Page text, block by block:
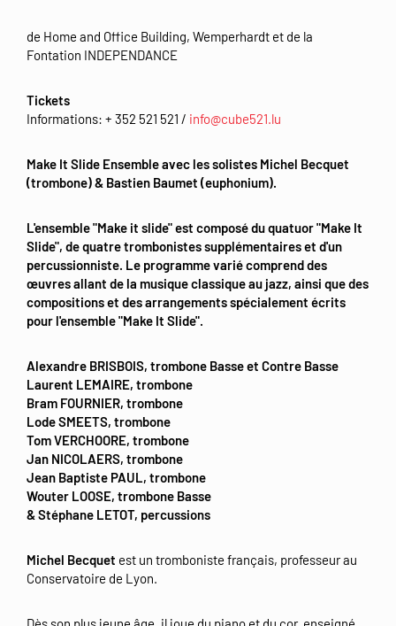
de Home and Office Building, Wemperhardt et de la
Fontation INDEPENDANCE
Tickets
Informations: + 352 521 521 / info@cube521.lu
Make It Slide Ensemble avec les solistes Michel Becquet
(trombone) & Bastien Baumet (euphonium).
L'ensemble "Make it slide" est composé du quatuor "Make It
Slide", de quatre trombonistes supplémentaires et d'un
percussionniste. Le programme varié comprend des
œuvres allant de la musique classique au jazz, ainsi que des
compositions et des arrangements spécialement écrits
pour l'ensemble "Make It Slide".
Alexandre BRISBOIS, trombone Basse et Contre Basse
Laurent LEMAIRE, trombone
Bram FOURNIER, trombone
Lode SMEETS, trombone
Tom VERCHOORE, trombone
Jan NICOLAERS, trombone
Jean Baptiste PAUL, trombone
Wouter LOOSE, trombone Basse
& Stéphane LETOT, percussions
Michel Becquet est un tromboniste français, professeur au
Conservatoire de Lyon.